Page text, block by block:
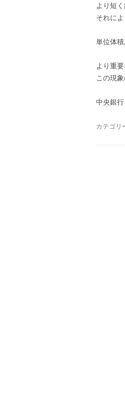
より短く
それに
単位体
より重
この現
中央銀
カテゴリ